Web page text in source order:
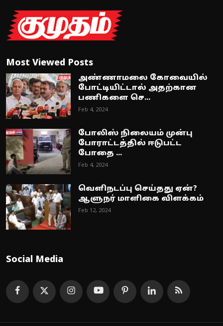
Most Viewed Posts
அண்ணாமலை கோவையில்
போட்டியிட்டால் அதற்கான
பணிகளை செ...
Feb 4, 2024
போலிஸ் நிலையம் முன்பு
போராட்டத்தில் ஈடுபட்ட
போதை ...
Feb 4, 2024
வெளிநடப்பு செய்தது ஏன்?
ஆளுநர் மாளிகை விளக்கம்
Feb 12, 2024
Social Media